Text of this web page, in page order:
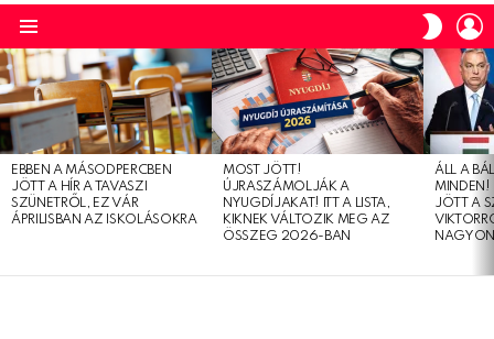
SKIN
LATEST
STORIES
EBBEN A MÁSODPERCBEN
JÖTT A HÍR A TAVASZI
SZÜNETRŐL, EZ VÁR
ÁPRILISBAN AZ ISKOLÁSOKRA
MOST JÖTT!
ÚJRASZÁMOLJÁK A
NYUGDÍJAKAT! ITT A LISTA,
KIKNEK VÁLTOZIK MEG AZ
ÖSSZEG 2026-BAN
ÁLL A
MINDEN!
JÖTT A